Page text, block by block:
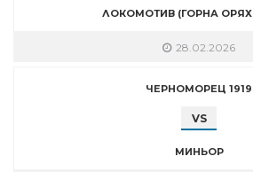
ЛОКОМОТИВ (ГОРНА
28.02.2026
ЧЕРНОМОРЕЦ 1919
VS
МИНЬОР